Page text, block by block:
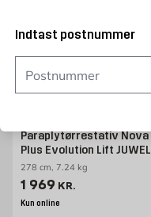
Indtast postnummer
Paraplytørrestativ Nova
Plus Evolution Lift JUWEL
278 cm, 7.24 kg
Pris 1969 kr. /stk
1 969 KR.
Kun online